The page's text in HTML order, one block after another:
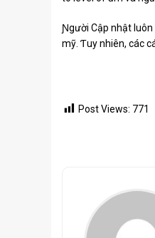
Ɲgười Cập nhật
mỹ. Ƭuy nhiên, các
Post Views: 771